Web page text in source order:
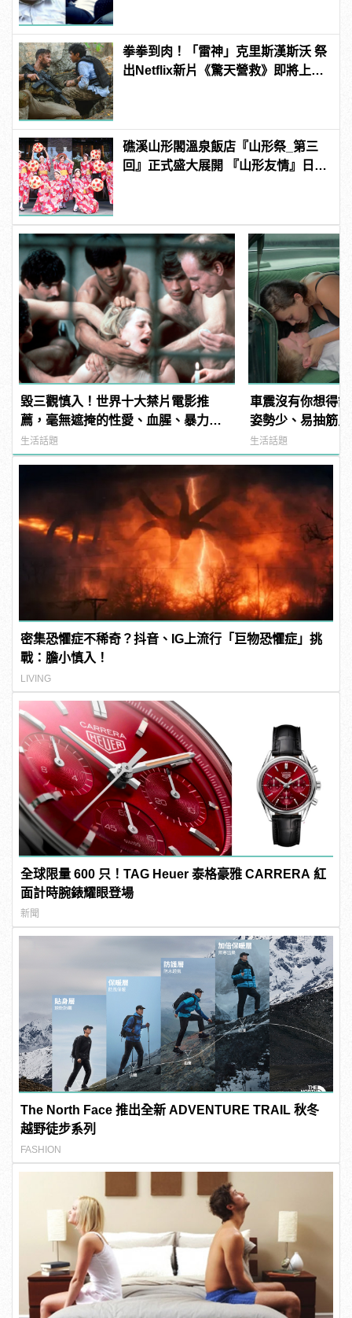
拳拳到肉！「雷神」克里斯漢斯沃 祭
出Netflix新片《驚天營救》即將上
礁溪山形閣溫泉飯店『山形祭_第三
回』正式盛大展開 『山形友情』日本
毀三觀慎入！世界十大禁片電影推
薦，毫無遮掩的性愛、血腥、暴力、
噁心到極致！
生活話題
車震沒有你想得
姿勢少、易抽筋
生活話題
密集恐懼症不稀奇？抖音、IG上流行「巨物恐懼症」挑
戰：膽小慎入！
LIVING
全球限量 600 只！TAG Heuer 泰格豪雅 CARRERA 紅
面計時腕錶耀眼登場
新聞
The North Face 推出全新 ADVENTURE TRAIL 秋冬
越野徒步系列
FASHION